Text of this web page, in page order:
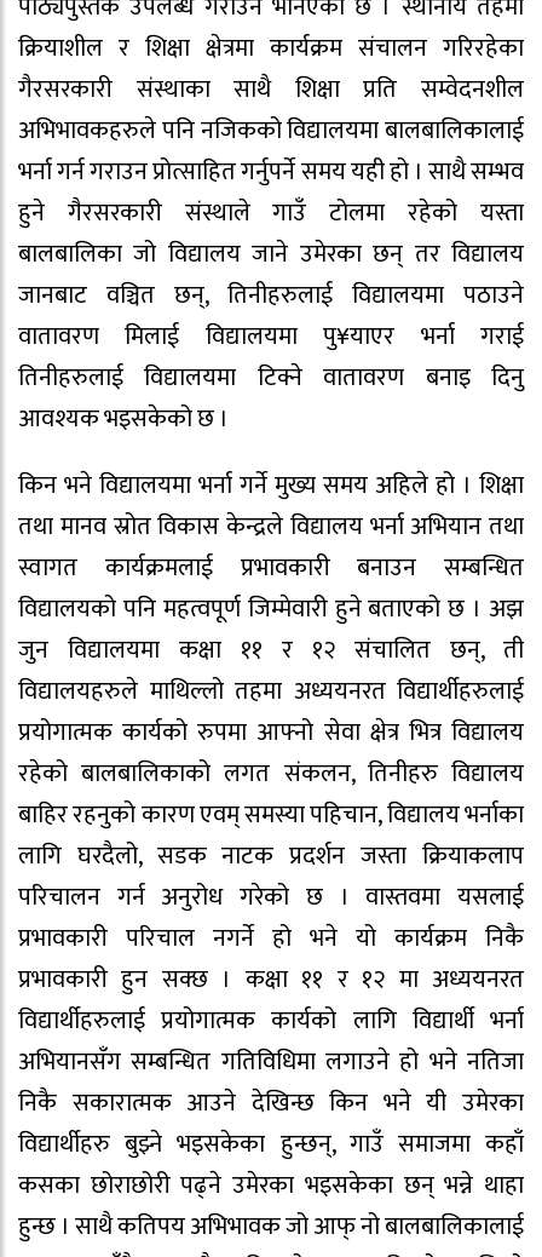
क्रियाशील र शिक्षा क्षेत्रमा कार्यक्रम संचालन गरिरहेका
गैरसरकारी संस्थाका साथै शिक्षा प्रति सम्वेदनशील
अभिभावकहरुले पनि नजिकको विद्यालयमा बालबालिकालाई
भर्ना गर्न गराउन प्रोत्साहित गर्नुपर्ने समय यही हो । साथै सम्भव
हुने गैरसरकारी संस्थाले गाउँ टोलमा रहेको यस्ता
बालबालिका जो विद्यालय जाने उमेरका छन् तर विद्यालय
जानबाट वञ्चित छन्, तिनीहरुलाई विद्यालयमा पठाउने
वातावरण मिलाई विद्यालयमा पु¥याएर भर्ना गराई
तिनीहरुलाई विद्यालयमा टिक्ने वातावरण बनाइ दिनु
आवश्यक भइसकेको छ ।
किन भने विद्यालयमा भर्ना गर्ने मुख्य समय अहिले हो । शिक्षा
तथा मानव स्रोत विकास केन्द्रले विद्यालय भर्ना अभियान तथा
स्वागत कार्यक्रमलाई प्रभावकारी बनाउन सम्बन्धित
विद्यालयको पनि महत्वपूर्ण जिम्मेवारी हुने बताएको छ । अझ
जुन विद्यालयमा कक्षा ११ र १२ संचालित छन्, ती
विद्यालयहरुले माथिल्लो तहमा अध्ययनरत विद्यार्थीहरुलाई
प्रयोगात्मक कार्यको रुपमा आफ्नो सेवा क्षेत्र भित्र विद्यालय
रहेको बालबालिकाको लगत संकलन, तिनीहरु विद्यालय
बाहिर रहनुको कारण एवम् समस्या पहिचान, विद्यालय भर्नाका
लागि घरदैलो, सडक नाटक प्रदर्शन जस्ता क्रियाकलाप
परिचालन गर्न अनुरोध गरेको छ । वास्तवमा यसलाई
प्रभावकारी परिचाल नगर्ने हो भने यो कार्यक्रम निकै
प्रभावकारी हुन सक्छ । कक्षा ११ र १२ मा अध्ययनरत
विद्यार्थीहरुलाई प्रयोगात्मक कार्यको लागि विद्यार्थी भर्ना
अभियानसँग सम्बन्धित गतिविधिमा लगाउने हो भने नतिजा
निकै सकारात्मक आउने देखिन्छ किन भने यी उमेरका
विद्यार्थीहरु बुझ्ने भइसकेका हुन्छन्, गाउँ समाजमा कहाँ
कसका छोराछोरी पढ्ने उमेरका भइसकेका छन् भन्ने थाहा
हुन्छ । साथै कतिपय अभिभावक जो आफ् नो बालबालिकालाई